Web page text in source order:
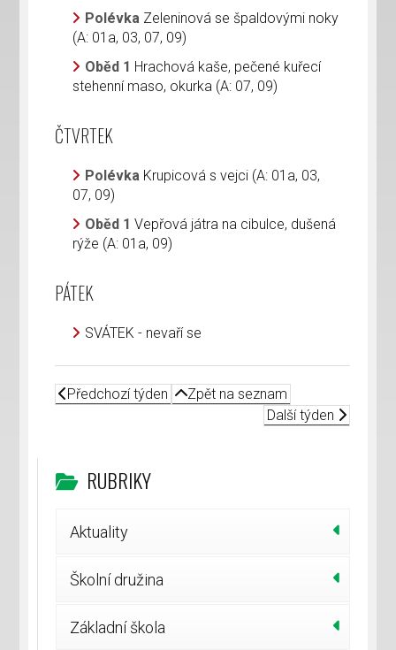
Polévka Zeleninová se špaldovými noky
(A: 01a, 03, 07, 09)
Oběd 1 Hrachová kaše, pečené kuřecí
stehenní maso, okurka (A: 07, 09)
ČTVRTEK
Polévka Krupicová s vejci (A: 01a, 03,
07, 09)
Oběd 1Vepřová játra na cibulce, dušená
rýže (A: 01a, 09)
PÁTEK
SVÁTEK - nevaří se
Předchozí týden
Zpět na seznam
Další týden
RUBRIKY
Aktuality
Školní družina
Základní škola